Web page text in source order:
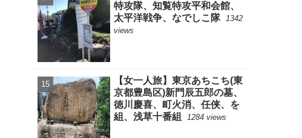
特攻隊、知覧特攻平和会館、
太平洋戦争、なでしこ隊 1342
views
【女一人旅】東京あちこち(東
京都豊島区)新門辰五郎の墓、
徳川慶喜、町火消、任侠、を
組、浅草十番組
1284 views